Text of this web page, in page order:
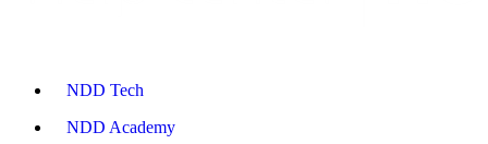
NDD Tech
NDD Academy